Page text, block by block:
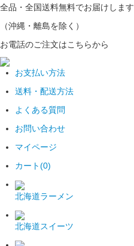
全品・全国送料無料でお届けします
（沖縄・離島を除く）
お電話のご注文はこちらから
お支払い方法
送料・配送方法
よくある質問
お問い合わせ
マイページ
カート(0)
北海道ラーメン
北海道スイーツ